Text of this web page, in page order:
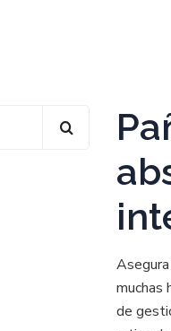
muchas
de